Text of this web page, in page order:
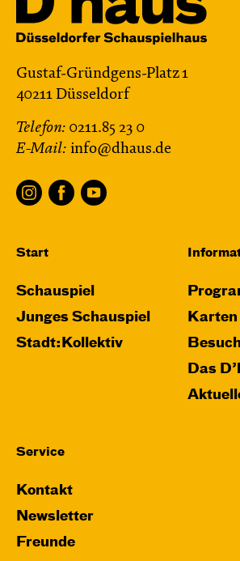
Mi, 25.11. / 10:00 – 11:15
Das grüne
von Cornelia Funke und
Regie und Bühne: Leonie
Mit künstlerischer
Do, 26.11. / 10:00 –
Das grüne
von Cornelia Funke und
Mit künstlerischer
Gustaf-Gründgens-Platz 1
40211 Düsseldorf
Telefon: 0211.85 23 0
E-Mail: info@dhaus.de
Start
Schauspiel
Junges Schauspiel
Stadt:Kollektiv
Karten
Besuch
Das
Service
Kontakt
Newsletter
Freunde